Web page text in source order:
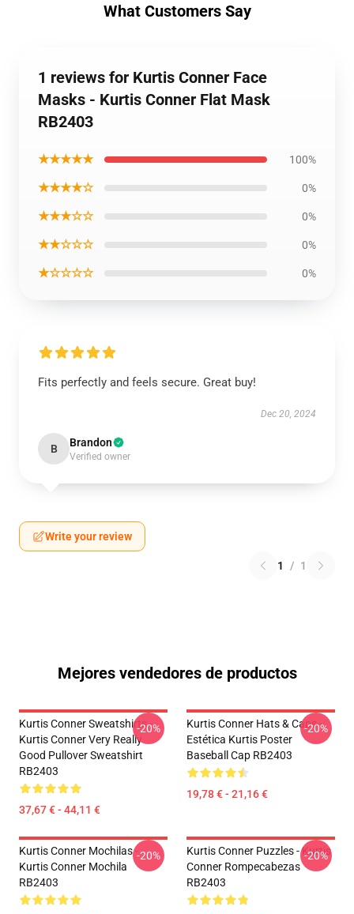
What Customers Say
1 reviews for Kurtis Conner Face
Masks - Kurtis Conner Flat Mask
RB2403
★★★★★ 100%
★★★★☆ 0%
★★★☆☆ 0%
★★☆☆☆ 0%
★☆☆☆☆ 0%
Fits perfectly and feels secure. Great buy!
Dec 20, 2024
B Brandon
Verified owner
Write your review
1 / 1
Mejores vendedores de productos
Kurtis Conner Sweatshirts -
Kurtis Conner Very Really
Good Pullover Sweatshirt
RB2403
37,67 € - 44,11 €
-20%
Kurtis Conner Hats & Caps -
Estética Kurtis Poster
Baseball Cap RB2403
19,78 € - 21,16 €
-20%
Kurtis Conner Mochilas -
Kurtis Conner Mochila
RB2403
-20%
Kurtis Conner Puzzles - Kurtis
Conner Rompecabezas
RB2403
-20%